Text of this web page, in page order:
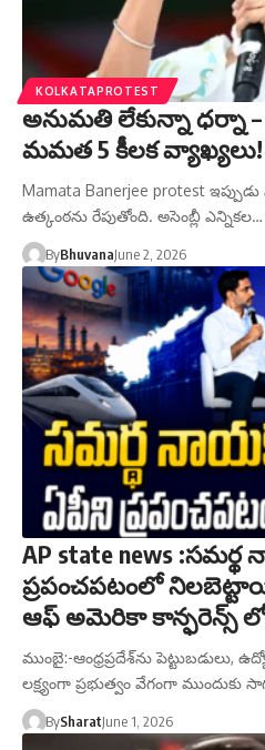
KOLKATAPROTEST
అనుమతి లేకున్నా ధర్నా –
మమత 5 కీలక వ్యాఖ్యలు!
Mamata Banerjee protest
ఉత్కంఠను రేపుతోంది. అసెంబ్లీ ఎన్నికల…
ByBhuvanaJune 2, 2026
AP state news
ప్రపంచపటంలో
ఆఫ్ అమెరికా కాన్ఫరెన్స్
ముంబై:-ఆంధ్రప్రదేశ్‌ను
లక్ష్యంగా ప్రభుత్వం వేగంగా ముందుకు
BySharatJune 1, 2026